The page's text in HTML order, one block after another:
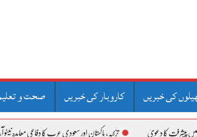
کی خبریں کاروبار کی خبریں صحت و
ترکیہ، پاکستان اور سعودی عرب کا دفاعی معاہدہ نیٹو آرٹیکل 5 جیسا ہے، حاقان فیدان